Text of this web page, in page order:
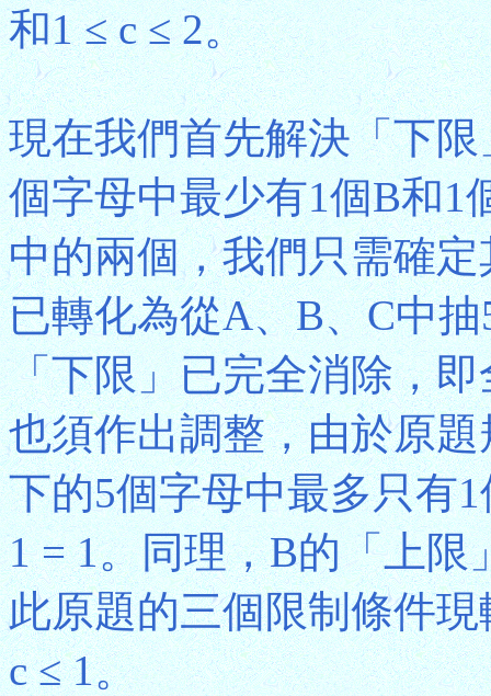
和1 ≤ c ≤ 2。
現在我們首先解決「下
個字母中最少有1個B和1
中的兩個，我們只需確
已轉化為從A、B、C中
「下限」已完全消除，
也須作出調整，由於原
下的5個字母中最多只有
1 = 1。同理，B的「上限
此原題的三個限制條件現
c ≤ 1。